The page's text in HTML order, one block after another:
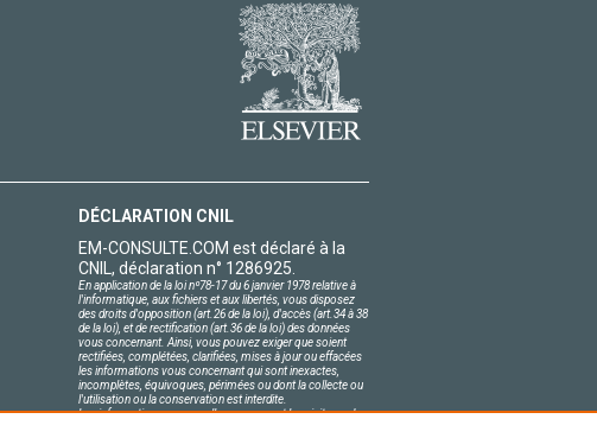
DÉCLARATION CNIL
EM-CONSULTE.COM est déclaré à la
CNIL, déclaration n° 1286925.
En application de la loi nº78-17 du 6 janvier 1978 relative à
l'informatique, aux fichiers et aux libertés, vous disposez
des droits d'opposition (art.26 de la loi), d'accès (art.34 à 38
de la loi), et de rectification (art.36 de la loi) des données
vous concernant. Ainsi, vous pouvez exiger que soient
rectifiées, complétées, clarifiées, mises à jour ou effacées
les informations vous concernant qui sont inexactes,
incomplètes, équivoques, périmées ou dont la collecte ou
l'utilisation ou la conservation est interdite.
Les informations personnelles concernant les visiteurs de